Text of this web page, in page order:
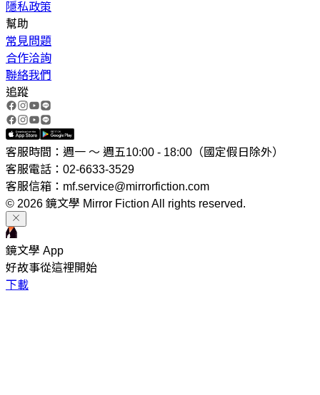
隱私政策
幫助
常見問題
合作洽詢
聯絡我們
追蹤
客服時間：週一 ～ 週五10:00 - 18:00（國定假日除外）
客服電話：02-6633-3529
客服信箱：mf.service@mirrorfiction.com
© 2026 鏡文學 Mirror Fiction All rights reserved.
鏡文學 App
好故事從這裡開始
下載